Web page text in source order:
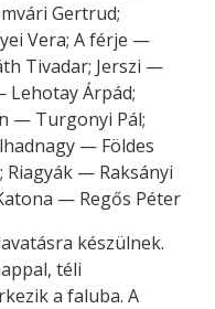
Gertrud;
Vera; A férje —
Tivadar; Jerszi —
Lehotay Árpád;
— Turgonyi Pál;
— Földes
Riagyák — Raksányi
— Regős Péter
készülnek.
téli
a faluba. A